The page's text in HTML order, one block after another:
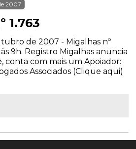
2007
1.763
de 2007 - Migalhas nº
9h. Registro Migalhas anuncia
conta com mais um Apoiador:
Associados (Clique aqui)